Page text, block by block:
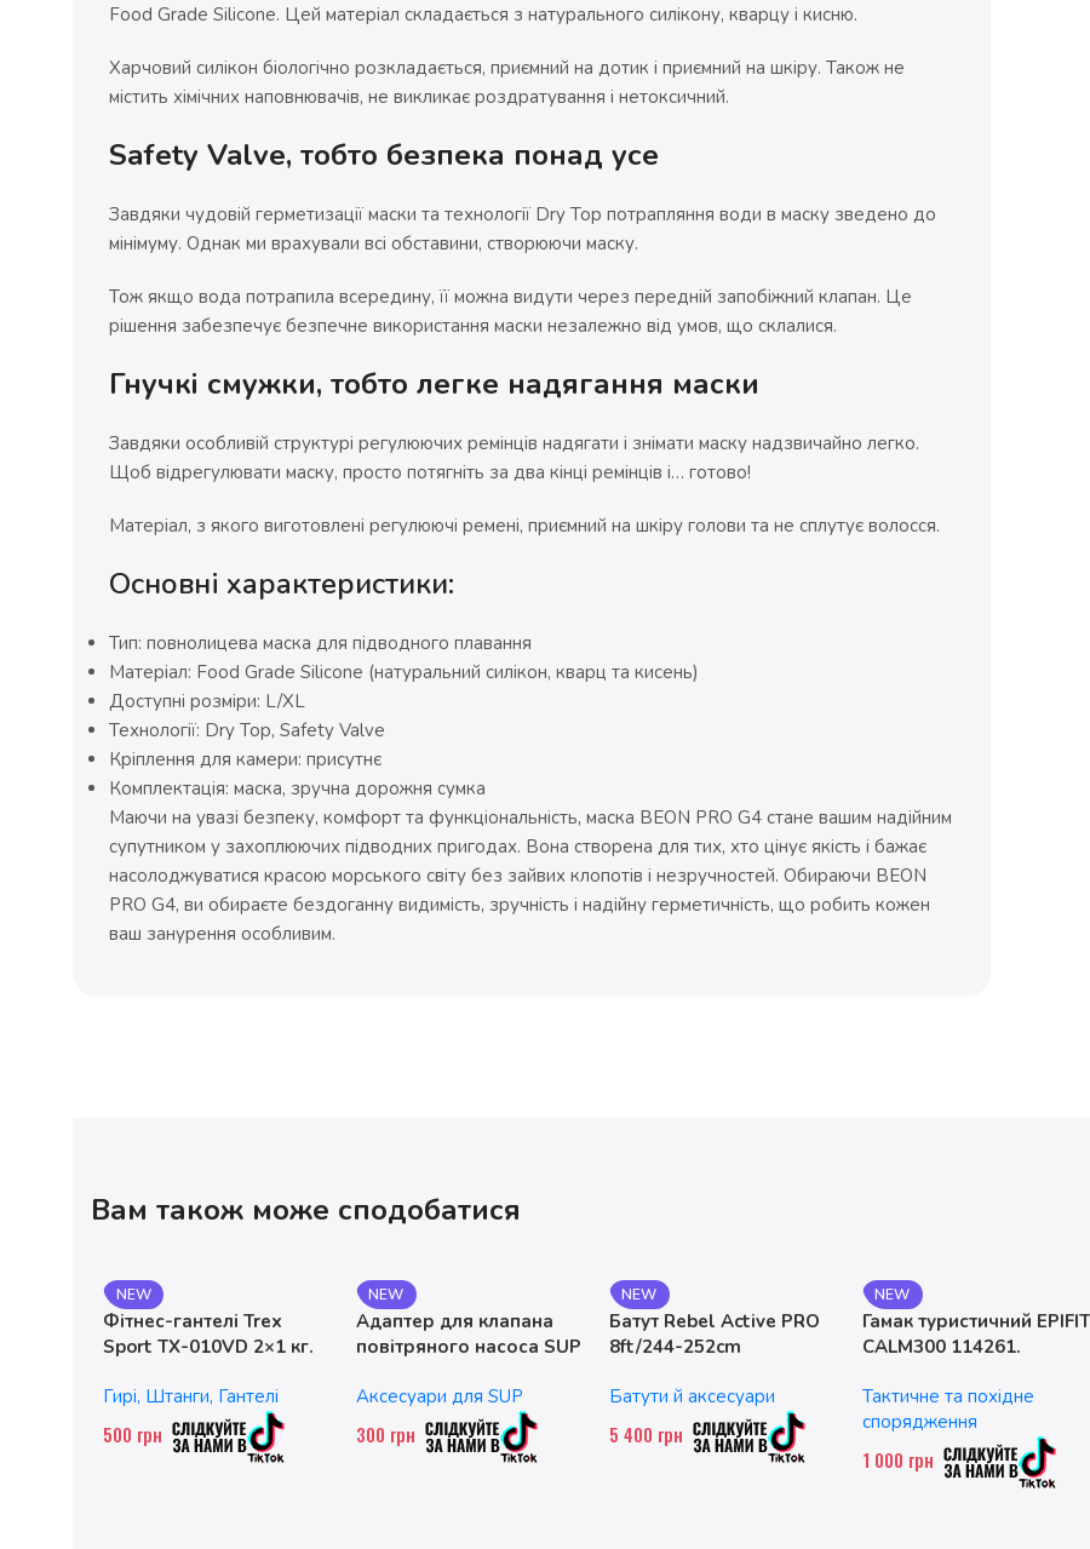
Food Grade Silicone. Цей матеріал складається з натурального силікону, кварцу і кисню.
Харчовий силікон біологічно розкладається, приємний на дотик і приємний на шкіру. Також не
містить хімічних наповнювачів, не викликає роздратування і нетоксичний.
Safety Valve, тобто безпека понад усе
Завдяки чудовій герметизації маски та технології Dry Top потрапляння води в маску зведено до
мінімуму. Однак ми врахували всі обставини, створюючи маску.
Тож якщо вода потрапила всередину, її можна видути через передній запобіжний клапан. Це
рішення забезпечує безпечне використання маски незалежно від умов, що склалися.
Гнучкі смужки, тобто легке надягання маски
Завдяки особливій структурі регулюючих ремінців надягати і знімати маску надзвичайно легко.
Щоб відрегулювати маску, просто потягніть за два кінці ремінців і… готово!
Матеріал, з якого виготовлені регулюючі ремені, приємний на шкіру голови та не сплутує волосся.
Основні характеристики:
Тип: повнолицева маска для підводного плавання
Матеріал: Food Grade Silicone (натуральний силікон, кварц та кисень)
Доступні розміри: L/XL
Технології: Dry Top, Safety Valve
Кріплення для камери: присутнє
Комплектація: маска, зручна дорожня сумка
Маючи на увазі безпеку, комфорт та функціональність, маска BEON PRO G4 стане вашим надійним
супутником у захоплюючих підводних пригодах. Вона створена для тих, хто цінує якість і бажає
насолоджуватися красою морського світу без зайвих клопотів і незручностей. Обираючи BEON
PRO G4, ви обираєте бездоганну видимість, зручність і надійну герметичність, що робить кожен
ваш занурення особливим.
Вам також може сподобатися
NEW
Фітнес-гантелі Trex
Sport TX-010VD 2×1 кг.
Гирі, Штанги, Гантелі
500 грн
NEW
Адаптер для клапана
повітряного насоса SUP
Аксесуари для SUP
300 грн
NEW
Батут Rebel Active PRO
8ft/244-252cm
Батути й аксесуари
5 400 грн
NEW
Гамак туристичний EPIFIT
CALM300 114261.
Тактичне та похідне
спорядження
1 000 грн